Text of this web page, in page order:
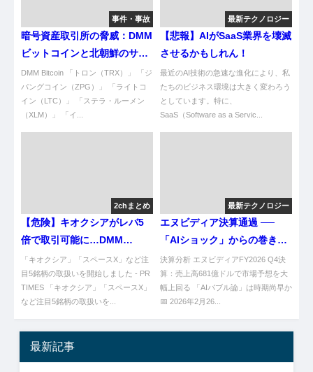
事件・事故
暗号資産取引所の脅威：DMM
ビットコインと北朝鮮のサイ
バー攻撃分析
DMM Bitcoin 「トロン（TRX）」 「ジ
パングコイン（ZPG）」 「ライトコ
イン（LTC）」 「ステラ・ルーメン
（XLM）」 「イ...
最新テクノロジー
【悲報】AIがSaaS業界を壊滅
させるかもしれん！
最近のAI技術の急速な進化により、私
たちのビジネス環境は大きく変わろう
としています。特に、
SaaS（Software as a Servic...
2chまとめ
【危険】キオクシアがレバ5
倍で取引可能に…DMM
TOSSYが本気出してきたのだ
「キオクシア」「スペースX」など注
目5銘柄の取扱いを開始しました - PR
TIMES 「キオクシア」「スペースX」
など注目5銘柄の取扱いを...
最新テクノロジー
エヌビディア決算通過 ──
「AIショック」からの巻き戻
しは本物か？
決算分析 エヌビディアFY2026 Q4決
算：売上高681億ドルで市場予想を大
幅上回る 「AIバブル論」は時期尚早か
📅 2026年2月26...
最新記事